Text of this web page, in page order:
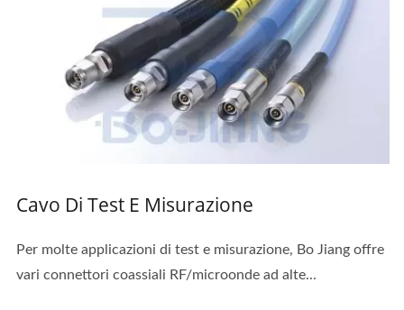
Cavo Di Test E Misurazione
Per molte applicazioni di test e misurazione, Bo Jiang offre
vari connettori coassiali RF/microonde ad alte...